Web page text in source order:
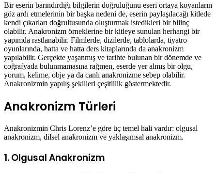
Bir eserin barındırdığı bilgilerin doğruluğunu eseri ortaya koyanların
göz ardı etmelerinin bir başka nedeni de, eserin paylaşılacağı kitlede
kendi çıkarları doğrultusunda oluşturmak istedikleri bir bilinç
olabilir. Anakronizm örneklerine bir kitleye sunulan herhangi bir
yapımda rastlanabilir. Filmlerde, dizilerde, tablolarda, tiyatro
oyunlarında, hatta ve hatta ders kitaplarında da anakronizm
yapılabilir. Gerçekte yaşanmış ve tarihte bulunan bir dönemde ve
coğrafyada bulunmamasına rağmen, eserde yer almış bir olgu,
yorum, kelime, obje ya da canlı anakronizme sebep olabilir.
Anakronizmin yapılış şekilleri çeşitlilik göstermektedir.
Anakronizm Türleri
Anakronizmin Chris Lorenz’e göre üç temel hali vardır: olgusal
anakronizm, dilsel anakronizm ve yaklaşımsal anakronizm.
1. Olgusal Anakronizm